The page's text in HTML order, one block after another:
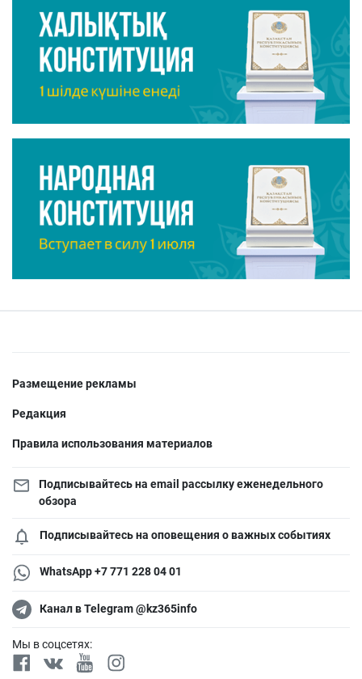
Размещение рекламы
Редакция
Правила использования материалов
Подписывайтесь на email рассылку еженедельного
обзора
Подписывайтесь на оповещения о важных событиях
WhatsApp +7 771 228 04 01
Канал в Telegram @kz365info
Мы в соцсетях: